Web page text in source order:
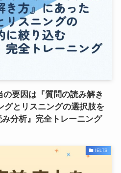
要因は『質問の読み解き
グとリスニングの選択肢を
分析』完全トレーニング
IELTS